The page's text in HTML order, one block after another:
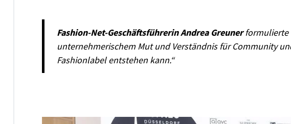
Fashion-Net-Geschäftsführerin Andrea Greunerformulierte
unternehmerischem Mut und Verständnis für Community
Fashionlabel entstehen kann.“